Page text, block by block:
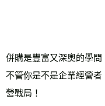
併購是豐富又深奧的學問
不管你是不是企業經營
營戰局！